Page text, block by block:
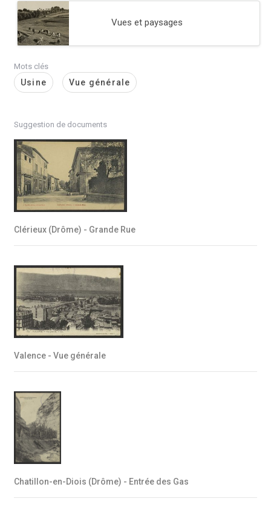
Vues et paysages
Mots clés
Usine Vue générale
Suggestion de documents
Clérieux (Drôme) - Grande Rue
Valence - Vue générale
Chatillon-en-Diois (Drôme) - Entrée des Gas